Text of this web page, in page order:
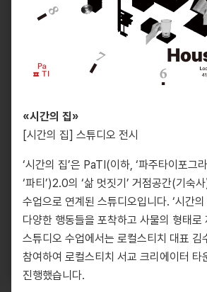
«시간의 집»
[시간의 집] 스튜디오 전시
‘시간의 집’은 PaTI(이하, ‘파주타이포그
‘파티’)2.0의 ‘삶 멋짓기’ 거점공간(기숙
수업으로 연계된 스튜디오입니다. ‘시간의
다양한 행동들을 포착하고 사물의 형태로
스튜디오 수업에서는 로컬스티치 대표 김
참여하여 로컬스티치 서교 크리에이터 타
진행했습니다.
10881, 경기도 파주시 회
info@pati.kr
South Korea
info@pati.kr